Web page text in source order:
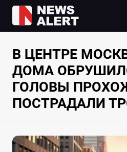
В ЦЕНТРЕ
ДОМА
ГОЛОВЫ
ПОСТРАДАЛИ